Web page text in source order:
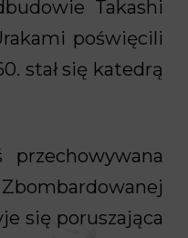
Takashi
poświęcili
stał się katedrą
się poruszająca